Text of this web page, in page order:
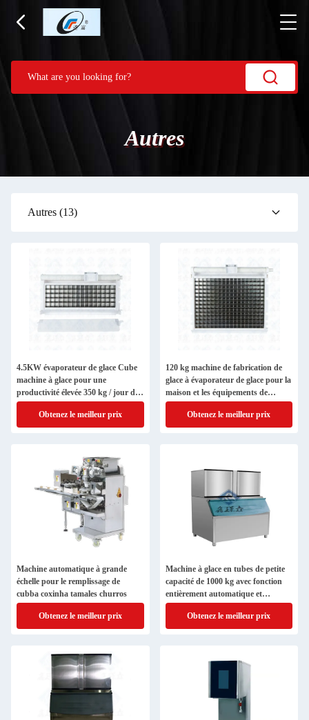
Autres
Autres (13)
4.5KW évaporateur de glace Cube
machine à glace pour une
productivité élevée 350 kg / jour de
production
Obtenez le meilleur prix
120 kg machine de fabrication de
glace à évaporateur de glace pour la
maison et les équipements de
transformation alimentaire
Obtenez le meilleur prix
Machine automatique à grande
échelle pour le remplissage de
cubba coxinha tamales churros
Obtenez le meilleur prix
Machine à glace en tubes de petite
capacité de 1000 kg avec fonction
entièrement automatique et
puissance d'entrée de 4,5 kW
Obtenez le meilleur prix